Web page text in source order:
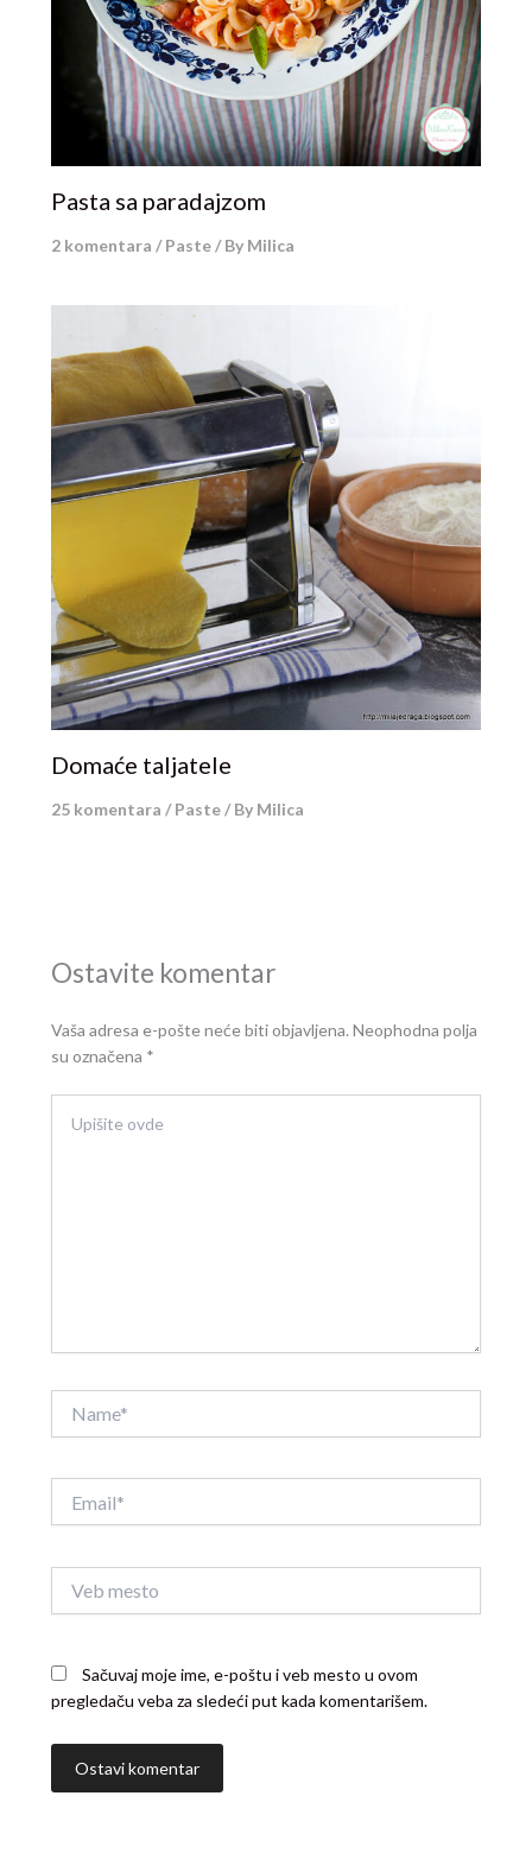
Pasta sa paradajzom
2 komentara /Paste/ By Milica
Domaće taljatele
25 komentara /Paste/ By Milica
Ostavite komentar
Vaša adresa e-pošte neće biti objavljena. Neophodna polja
su označena *
ovde
mesto
Sačuvaj moje ime, e-poštu i veb mesto u ovom
pregledaču veba za sledeći put kada komentarišem.